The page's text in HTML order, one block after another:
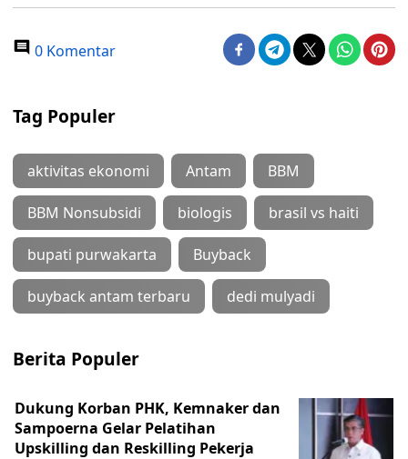
0 Komentar
Tag Populer
aktivitas ekonomi Antam BBM
BBM Nonsubsidi biologis brasil vs haiti
bupati purwakarta Buyback
buyback antam terbaru dedi mulyadi
Berita Populer
Dukung Korban PHK, Kemnaker dan
Sampoerna Gelar Pelatihan
Upskilling dan Reskilling Pekerja